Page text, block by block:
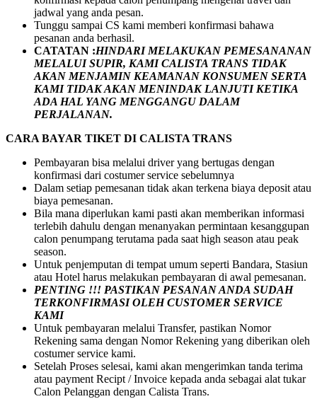
jadwal yang anda pesan.
Tunggu sampai CS kami memberi konfirmasi bahawa
pesanan anda berhasil.
CATATAN :HINDARI MELAKUKAN PEMESANANAN
MELALUI SUPIR, KAMICALISTA TRANS TIDAK
AKAN MENJAMIN KEAMANAN KONSUMEN SERTA
KAMI TIDAK AKAN MENINDAK LANJUTI KETIKA
ADA HAL YANG MENGGANGU DALAM
PERJALANAN.
CARA BAYAR TIKET DI CALISTA TRANS
Pembayaran bisa melalui driver yang bertugas dengan
konfirmasi dari costumer service sebelumnya
Dalam setiap pemesanan tidak akan terkena biaya deposit atau
biaya pemesanan.
Bila mana diperlukan kami pasti akan memberikan informasi
terlebih dahulu dengan menanyakan permintaan kesanggupan
calon penumpang terutama pada saat high season atau peak
season.
Untuk penjemputan di tempat umum seperti Bandara, Stasiun
atau Hotel harus melakukan pembayaran di awal pemesanan.
PENTING !!! PASTIKAN PESANAN ANDA SUDAH
TERKONFIRMASI OLEH CUSTOMER SERVICE
KAMI
Untuk pembayaran melalui Transfer, pastikan Nomor
Rekening sama dengan Nomor Rekening yang diberikan oleh
costumer service kami.
Setelah Proses selesai, kami akan mengerimkan tanda terima
atau payment Recipt / Invoice kepada anda sebagai alat tukar
Calon Pelanggan dengan Calista Trans.